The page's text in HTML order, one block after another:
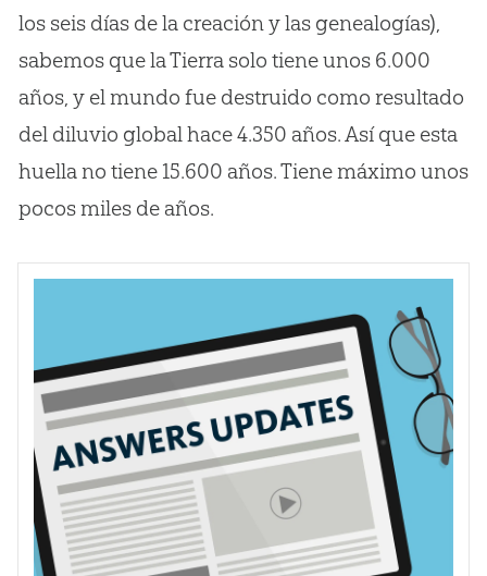
los seis días de la creación y las genealogías),
sabemos que la Tierra solo tiene unos 6.000
años, y el mundo fue destruido como resultado
del diluvio global hace 4.350 años. Así que esta
huella no tiene 15.600 años. Tiene máximo unos
pocos miles de años.